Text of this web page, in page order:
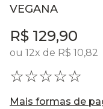
VEGANA
R$ 129,90
ou 12x de R$ 10,82
☆☆☆☆☆
Mais formas de